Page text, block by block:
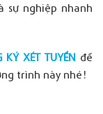
sự nghiệp nhanh
KÝ XÉT TUYỂN để
trình này nhé !